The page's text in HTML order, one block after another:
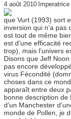
4 août 2010
que Vurt (1993) sort
inversion qui n’a pas
est tout de même
est d’une efficacité
trop), mais l’univers
Disons que Jeff
pas encore
virus Fécondité
choses dans ce
apparaît entre deux
bonne description de
d’un Manchester
monde de Pollen, je